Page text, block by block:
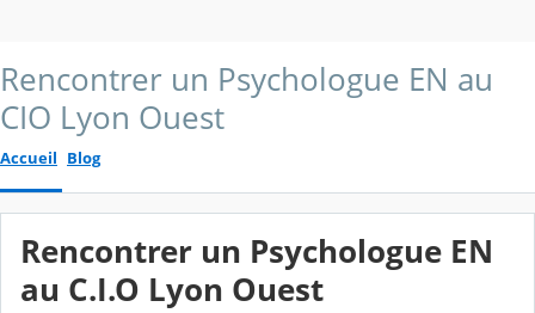
Rencontrer un Psychologue EN au
CIO Lyon Ouest
Accueil Blog
Rencontrer un Psychologue EN
au C.I.O Lyon Ouest